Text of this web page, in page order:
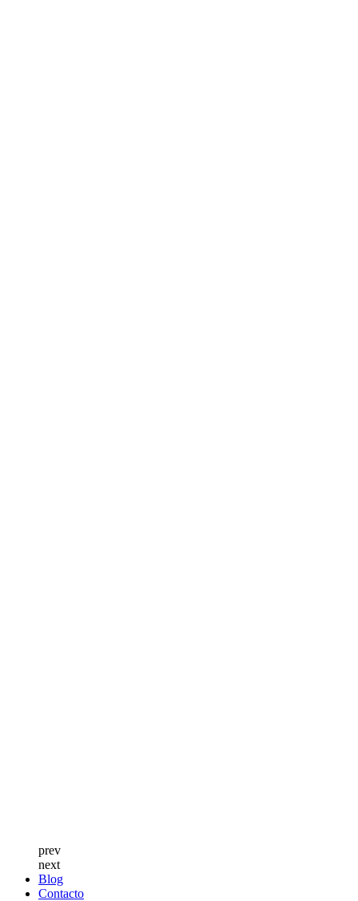
prev
next
Blog
Contacto